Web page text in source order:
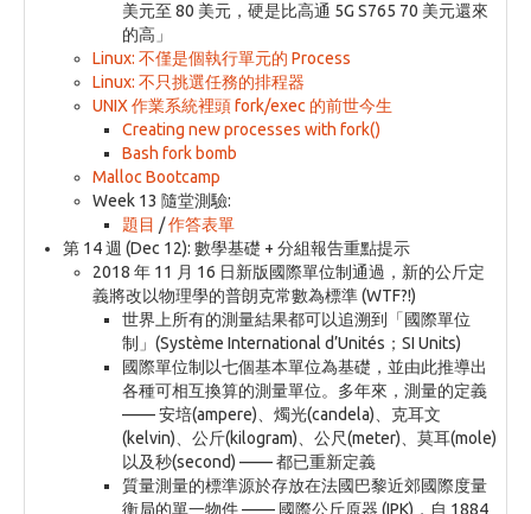
美元至 80 美元，硬是比高通 5G S765 70 美元還來
的高」
Linux: 不僅是個執行單元的 Process
Linux: 不只挑選任務的排程器
UNIX 作業系統裡頭 fork/exec 的前世今生
Creating new processes with fork()
Bash fork bomb
Malloc Bootcamp
Week 13 隨堂測驗:
題目 /作答表單
第 14 週 (Dec 12): 數學基礎 + 分組報告重點提示
2018 年 11 月 16 日新版國際單位制通過，新的公斤定
義將改以物理學的普朗克常數為標準 (WTF?!)
世界上所有的測量結果都可以追溯到「國際單位
制」(Système International d’Unités；SI Units)
國際單位制以七個基本單位為基礎，並由此推導出
各種可相互換算的測量單位。多年來，測量的定義
—— 安培(ampere)、燭光(candela)、克耳文
(kelvin)、公斤(kilogram)、公尺(meter)、莫耳(mole)
以及秒(second) —— 都已重新定義
質量測量的標準源於存放在法國巴黎近郊國際度量
衡局的單一物件 —— 國際公斤原器 (IPK)，自 1884